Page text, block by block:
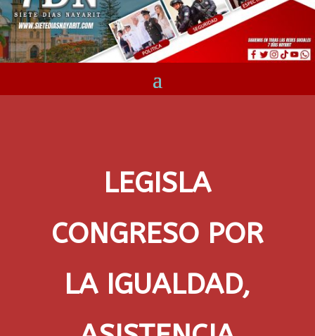
LEGISLA
CONGRESO POR
LA IGUALDAD,